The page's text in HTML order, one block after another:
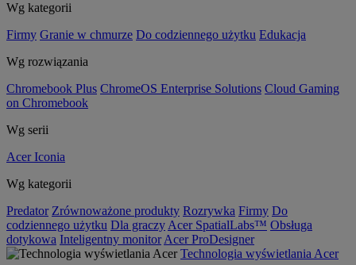
Wg kategorii
Firmy Granie w chmurze Do codziennego użytku Edukacja
Wg rozwiązania
Chromebook Plus ChromeOS Enterprise Solutions Cloud Gaming
on Chromebook
Wg serii
Acer Iconia
Wg kategorii
Predator Zrównoważone produkty Rozrywka Firmy Do
codziennego użytku Dla graczy Acer SpatialLabs™ Obsługa
dotykowa Inteligentny monitor Acer ProDesigner
Technologia wyświetlania Acer